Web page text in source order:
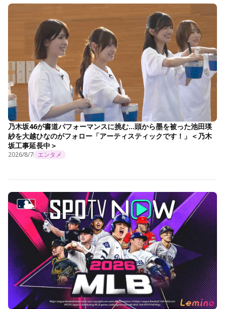
乃木坂46が書道パフォーマンスに挑む…頭から墨を被った池田瑛
紗を大越ひなのがフォロー「アーティスティックです！」＜乃木
坂工事延長中＞
2026/8/7 エンタメ